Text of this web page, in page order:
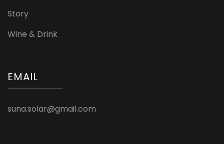
Story
Wine & Drink
EMAIL
suna.solar@gmail.com